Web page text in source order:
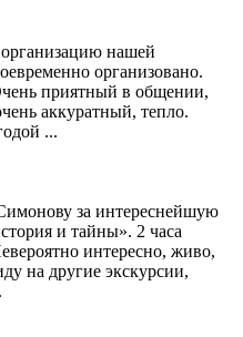
нашей
организовано.
приятный в общении,
аккуратный, тепло.
...
за интереснейшую
и тайны». 2 часа
интересно, живо,
на другие экскурсии,